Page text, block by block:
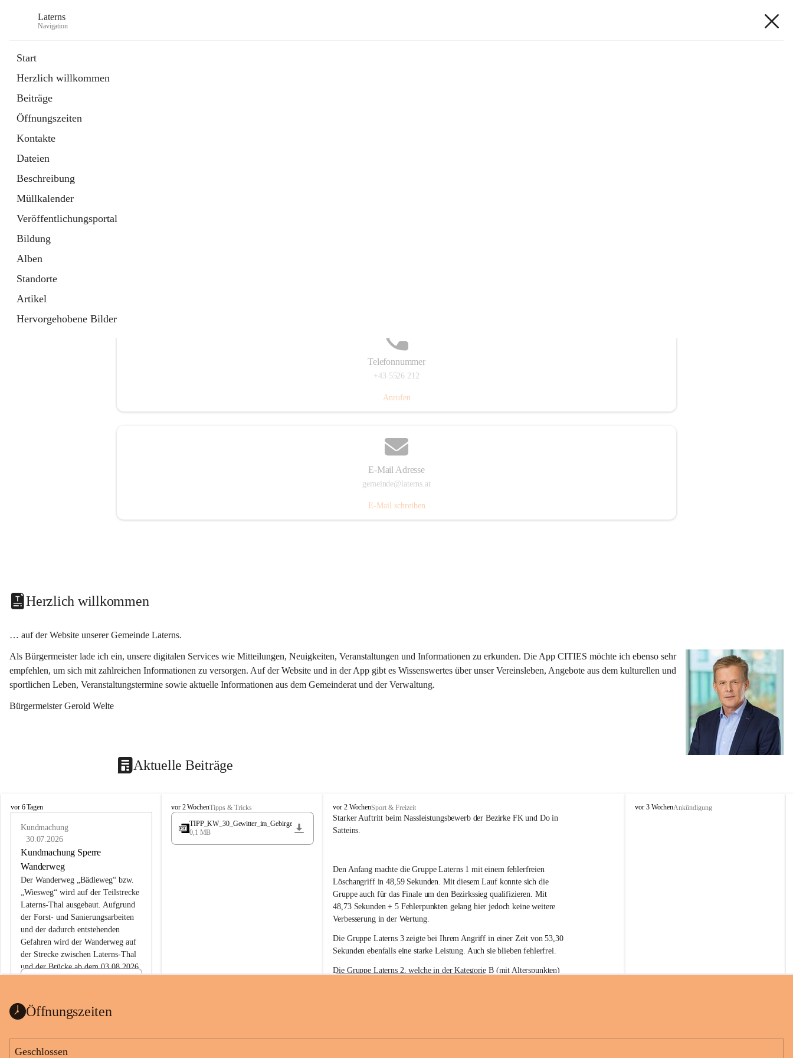
Laterns
Navigation
Start
Herzlich willkommen
Beiträge
Öffnungszeiten
Kontakte
Dateien
Beschreibung
Müllkalender
Veröffentlichungsportal
Bildung
Alben
Standorte
Artikel
Hervorgehobene Bilder
Telefonnummer
+43 5526 212
Anrufen
E-Mail Adresse
gemeinde@laterns.at
E-Mail schreiben
Herzlich willkommen
… auf der Website unserer Gemeinde Laterns.
Als Bürgermeister lade ich ein, unsere digitalen Services wie Mitteilungen, Neuigkeiten, Veranstaltungen und Informationen zu erkunden. Die App CITIES möchte ich ebenso sehr
empfehlen, um sich mit zahlreichen Informationen zu versorgen. Auf der Website und in der App gibt es Wissenswertes über unser Vereinsleben, Angebote aus dem kulturellen und
sportlichen Leben, Veranstaltungstermine sowie aktuelle Informationen aus dem Gemeinderat und der Verwaltung.
Bürgermeister Gerold Welte
Aktuelle Beiträge
L
vor 6 Tagen
Kundmachung
30.07.2026
Kundmachung Sperre
Wanderweg
Der Wanderweg „Bädleweg“ bzw.
„Wiesweg“ wird auf der Teilstrecke
Laterns-Thal ausgebaut. Aufgrund
der Forst- und Sanierungsarbeiten
und der dadurch entstehenden
Gefahren wird der Wanderweg auf
der Strecke zwischen Laterns-Thal
und der Brücke ab dem 03.08.2026
ht
1 Seite•0,1 MB
L
a
e
vor 2 WochenTipps & Tricks
TIPP_KW_30_Gewitter_im_Gebirge
0,1 MB
F
r
e
l
l
i
g
e
F
e
u
e
r
w
t
vor 2 WochenSport & Freizeit
Starker Auftritt beim Nassleistungsbewerb der Bezirke FK und Do in
Satteins.
Den Anfang machte die Gruppe Laterns 1 mit einem fehlerfreien
Löschangriff in 48,59 Sekunden. Mit diesem Lauf konnte sich die
Gruppe auch für das Finale um den Bezirkssieg qualifizieren. Mit
48,73 Sekunden + 5 Fehlerpunkten gelang hier jedoch keine weitere
Verbesserung in der Wertung.
Die Gruppe Laterns 3 zeigte bei Ihrem Angriff in einer Zeit von 53,30
Sekunden ebenfalls eine starke Leistung. Auch sie blieben fehlerfrei.
Die Gruppe Laterns 2, welche in der Kategorie B (mit Alterspunkten)
L
vor 3 WochenAnkündigung
Öffnungszeiten
Geschlossen